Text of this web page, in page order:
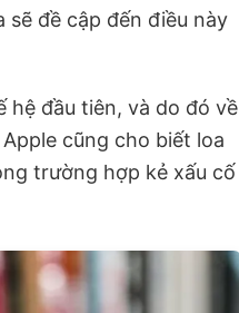
đề cập đến điều này
hệ đầu tiên, và do đó về
cũng cho biết loa
trường hợp kẻ xấu cố